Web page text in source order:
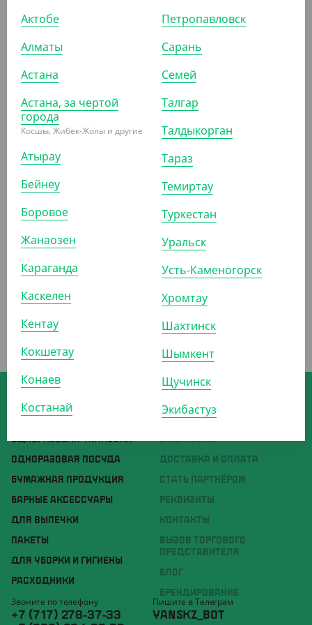
Зубочистка в инд.
1000 шт/уп
СООБЩИТЬ О
ОДНОРАЗОВАЯ УПАКОВКА
ОДНОРАЗОВАЯ ПОСУДА
БУМАЖНАЯ ПРОДУКЦИЯ
БАРНЫЕ АКСЕССУАРЫ
ДЛЯ ВЫПЕЧКИ
ПАКЕТЫ
ДЛЯ УБОРКИ И ГИГИЕНЫ
РАСХОДНИКИ
О КОМПАНИИ
ДОСТАВКА И ОПЛАТА
СТАТЬ ПАРТНЁРОМ
РЕКВИЗИТЫ
КОНТАКТЫ
ВЫЗОВ ТОРГОВОГО
ПРЕДСТАВИТЕЛЯ
БЛОГ
БРЕНДИРОВАНИЕ
Скачивайте мобильное приложение
Звоните по телефону
+7 (717) 278-37-33
Пишите в Телеграм
YANSKZ_BOT
Актобе
Алматы
Астана
Астана, за чертой
города
Косшы, Жибек-Жолы и другие
Атырау
Бейнеу
Боровое
Жанаозен
Караганда
Каскелен
Кентау
Кокшетау
Конаев
Костанай
Петропавловск
Сарань
Семей
Талгар
Талдыкорган
Тараз
Темиртау
Туркестан
Уральск
Усть-Каменогорск
Хромтау
Шахтинск
Шымкент
Щучинск
Экибастуз